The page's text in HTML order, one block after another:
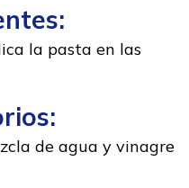
la pasta en las
de agua y vinagre